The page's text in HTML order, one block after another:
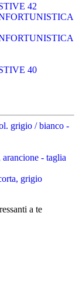
42
40
grigio / bianco -
- taglia
grigio
a te